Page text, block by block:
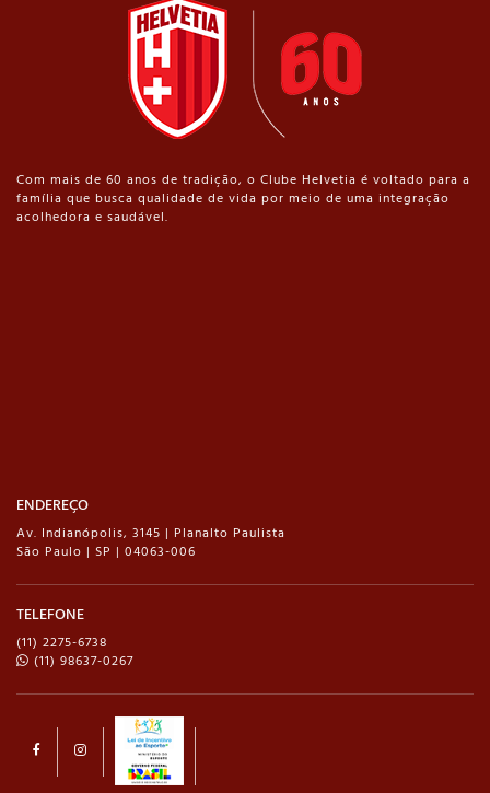
Com mais de 60 anos de tradição, o Clube Helvetia é voltado para a
família que busca qualidade de vida por meio de uma integração
acolhedora e saudável.
ENDEREÇO
Av. Indianópolis, 3145 | Planalto Paulista
São Paulo | SP | 04063-006
TELEFONE
(11) 2275-6738
(11) 98637-0267